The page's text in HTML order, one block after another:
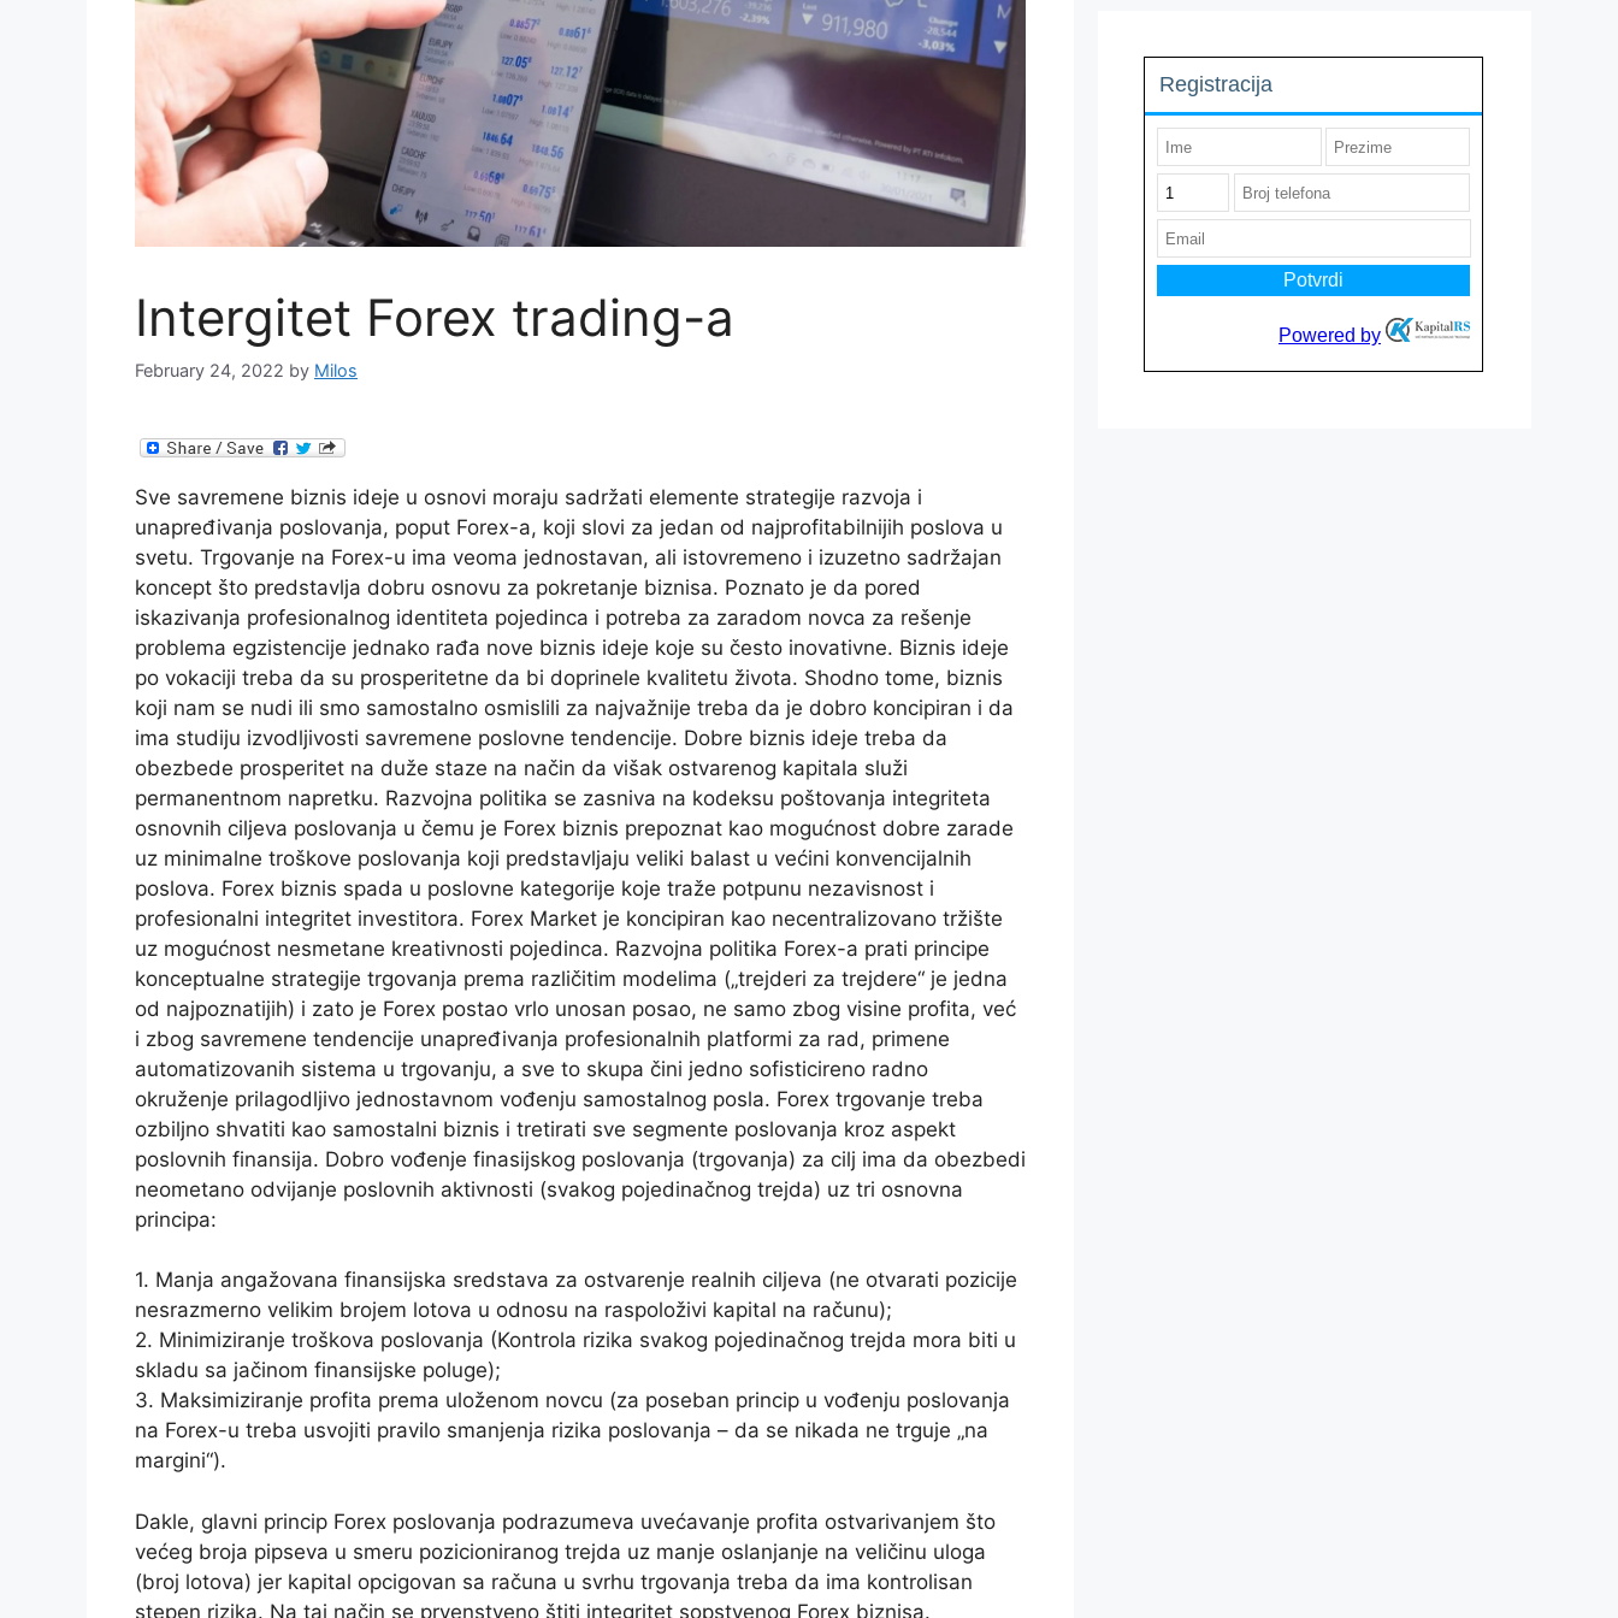
Intergitet Forex trading-a
February 24, 2022 by Milos
Sve savremene biznis ideje u osnovi moraju sadržati elemente strategije razvoja i
unapređivanja poslovanja, poput Forex-a, koji slovi za jedan od najprofitabilnijih poslova u
svetu. Trgovanje na Forex-u ima veoma jednostavan, ali istovremeno i izuzetno sadržajan
koncept što predstavlja dobru osnovu za pokretanje biznisa. Poznato je da pored
iskazivanja profesionalnog identiteta pojedinca i potreba za zaradom novca za rešenje
problema egzistencije jednako rađa nove biznis ideje koje su često inovativne. Biznis ideje
po vokaciji treba da su prosperitetne da bi doprinele kvalitetu života. Shodno tome, biznis
koji nam se nudi ili smo samostalno osmislili za najvažnije treba da je dobro koncipiran i da
ima studiju izvodljivosti savremene poslovne tendencije. Dobre biznis ideje treba da
obezbede prosperitet na duže staze na način da višak ostvarenog kapitala služi
permanentnom napretku. Razvojna politika se zasniva na kodeksu poštovanja integriteta
osnovnih ciljeva poslovanja u čemu je Forex biznis prepoznat kao mogućnost dobre zarade
uz minimalne troškove poslovanja koji predstavljaju veliki balast u većini konvencijalnih
poslova. Forex biznis spada u poslovne kategorije koje traže potpunu nezavisnost i
profesionalni integritet investitora. Forex Market je koncipiran kao necentralizovano tržište
uz mogućnost nesmetane kreativnosti pojedinca. Razvojna politika Forex-a prati principe
konceptualne strategije trgovanja prema različitim modelima („trejderi za trejdere“ je jedna
od najpoznatijih) i zato je Forex postao vrlo unosan posao, ne samo zbog visine profita, već
i zbog savremene tendencije unapređivanja profesionalnih platformi za rad, primene
automatizovanih sistema u trgovanju, a sve to skupa čini jedno sofisticireno radno
okruženje prilagodljivo jednostavnom vođenju samostalnog posla. Forex trgovanje treba
ozbiljno shvatiti kao samostalni biznis i tretirati sve segmente poslovanja kroz aspekt
poslovnih finansija. Dobro vođenje finasijskog poslovanja (trgovanja) za cilj ima da obezbedi
neometano odvijanje poslovnih aktivnosti (svakog pojedinačnog trejda) uz tri osnovna
principa:
1. Manja angažovana finansijska sredstava za ostvarenje realnih ciljeva (ne otvarati pozicije
nesrazmerno velikim brojem lotova u odnosu na raspoloživi kapital na računu);
2. Minimiziranje troškova poslovanja (Kontrola rizika svakog pojedinačnog trejda mora biti u
skladu sa jačinom finansijske poluge);
3. Maksimiziranje profita prema uloženom novcu (za poseban princip u vođenju poslovanja
na Forex-u treba usvojiti pravilo smanjenja rizika poslovanja – da se nikada ne trguje „na
margini“).
Dakle, glavni princip Forex poslovanja podrazumeva uvećavanje profita ostvarivanjem što
većeg broja pipseva u smeru pozicioniranog trejda uz manje oslanjanje na veličinu uloga
(broj lotova) jer kapital opcigovan sa računa u svrhu trgovanja treba da ima kontrolisan
stepen rizika. Na taj način se prvenstveno štiti integritet sopstvenog Forex biznisa.